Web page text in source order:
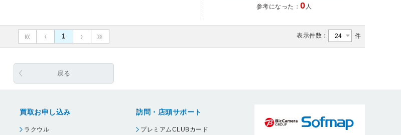
参考になった：0 人
1 表示件数： 件
戻る
買取お申し込み
ラクウル
訪問・店頭サポート
プレミアムCLUBカード